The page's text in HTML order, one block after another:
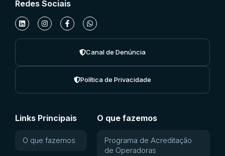
Redes Sociais
Canal de Denúncia
Política de Privacidade
Links Principais
O que fazemos
O que fazemos
Programa de Acreditação
de Operadoras